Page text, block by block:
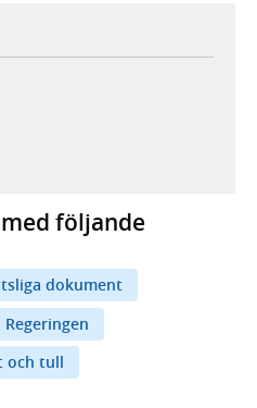
flik, extern webbplats,
webbplats,
flik, extern webbplats,
följande
dokument
Regeringen
och tull